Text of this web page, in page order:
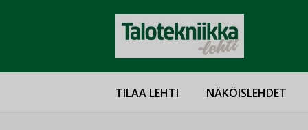
TILAA LEHTI NÄKÖISLEHDET